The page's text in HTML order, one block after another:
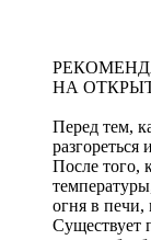
НА
Перед тем,
После того,
огня в печи,
Существует